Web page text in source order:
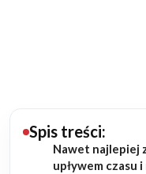
Budowa domu
Spis treści:
Nawet najlepiej
upływem czasu